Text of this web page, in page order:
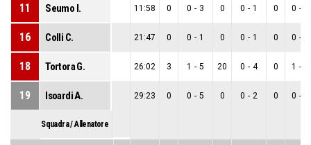
11 Seumo I. 11:58 0 0 - 3 0 0 - 1 0 0 -
16 Colli C. 21:47 0 0 - 1 0 0 - 1 0 0 -
18 Tortora G. 26:02 3 1 - 5 20 0 - 4 0 1 -
19 Isoardi A. 29:23 0 0 - 5 0 0 - 2 0 0 -
Squadra / Allenatore